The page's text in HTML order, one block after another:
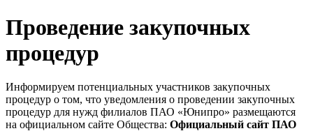
Проведение закупочных
процедур
Информируем потенциальных участников закупочных
процедур о том, что уведомления о проведении закупочных
процедур для нужд филиалов ПАО «Юнипро» размещаются
на официальном сайте Общества: Официальный сайт ПАО